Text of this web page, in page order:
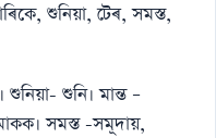
শুনিয়া, টেৰ, সমস্ত,
শুনিয়া- শুনি। মান্ত –
সমস্ত -সমূদায়,